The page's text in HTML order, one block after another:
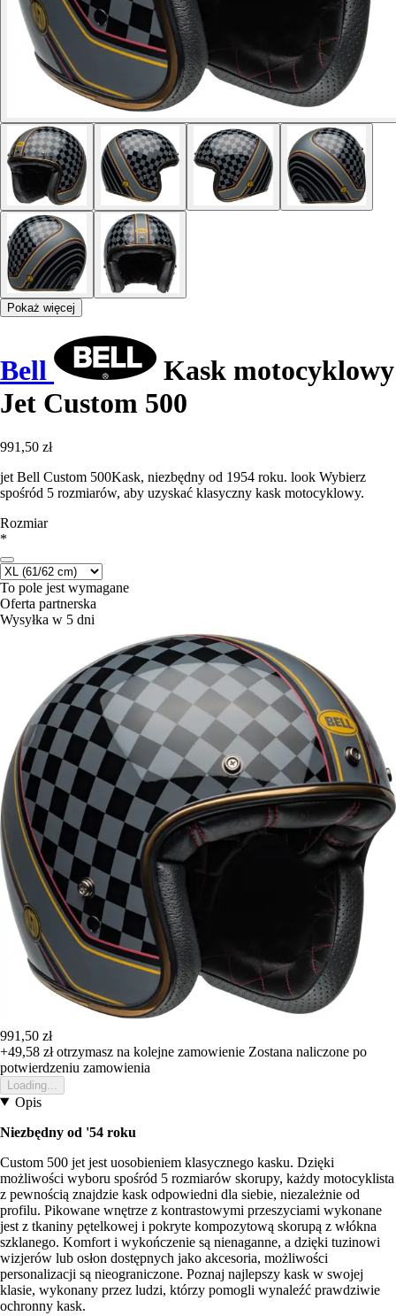
Pokaż więcej
Bell
Kask motocyklowy
Jet Custom 500
991,50 zł
jet Bell Custom 500Kask, niezbędny od 1954 roku. look Wybierz
spośród 5 rozmiarów, aby uzyskać klasyczny kask motocyklowy.
Rozmiar
*
To pole jest wymagane
Oferta partnerska
Wysyłka w 5 dni
991,50 zł
+49,58 złotrzymasz na kolejne zamowienie Zostana naliczone po
potwierdzeniu zamowienia
Loading...
Opis
Niezbędny od '54 roku
Custom 500 jet jest uosobieniem klasycznego kasku. Dzięki
możliwości wyboru spośród 5 rozmiarów skorupy, każdy motocyklista
z pewnością znajdzie kask odpowiedni dla siebie, niezależnie od
profilu. Pikowane wnętrze z kontrastowymi przeszyciami wykonane
jest z tkaniny pętelkowej i pokryte kompozytową skorupą z włókna
szklanego. Komfort i wykończenie są nienaganne, a dzięki tuzinowi
wizjerów lub osłon dostępnych jako akcesoria, możliwości
personalizacji są nieograniczone. Poznaj najlepszy kask w swojej
klasie, wykonany przez ludzi, którzy pomogli wynaleźć prawdziwie
ochronny kask.